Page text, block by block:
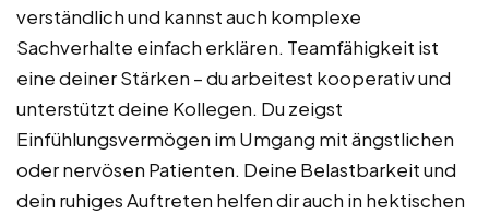
verständlich und kannst auch komplexe
Sachverhalte einfach erklären. Teamfähigkeit ist
eine deiner Stärken – du arbeitest kooperativ und
unterstützt deine Kollegen. Du zeigst
Einfühlungsvermögen im Umgang mit ängstlichen
oder nervösen Patienten. Deine Belastbarkeit und
dein ruhiges Auftreten helfen dir auch in hektischen